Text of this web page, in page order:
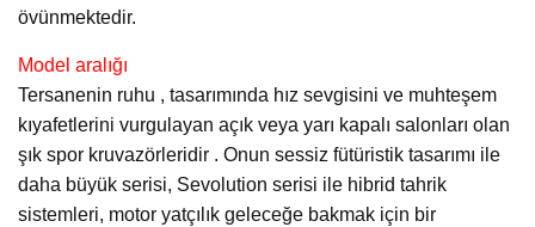
övünmektedir.
Model aralığı
Tersanenin ruhu , tasarımında hız sevgisini ve muhteşem
kıyafetlerini vurgulayan açık veya yarı kapalı salonları olan
şık spor kruvazörleridir . Onun sessiz fütüristik tasarımı ile
daha büyük serisi, Sevolution serisi ile hibrid tahrik
sistemleri, motor yatçılık geleceğe bakmak için bir